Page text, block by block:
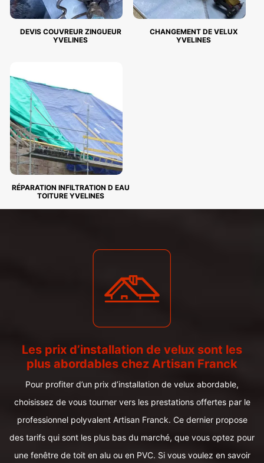
DEVIS COUVREUR ZINGUEUR
YVELINES
CHANGEMENT DE VELUX
YVELINES
RÉPARATION INFILTRATION D EAU
TOITURE YVELINES
Les prix d’installation de velux sont les
plus abordables chez Artisan Franck
Pour profiter d’un prix d’installation de velux abordable,
choisissez de vous tourner vers les prestations offertes par le
professionnel polyvalent Artisan Franck. Ce dernier propose
des tarifs qui sont les plus bas du marché, que vous optez pour
une fenêtre de toit en alu ou en PVC. Si vous voulez en savoir